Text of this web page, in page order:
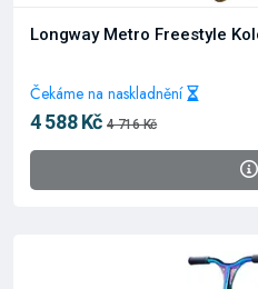
Longway Metro Freestyle
Čekáme na naskladnění
4 588 Kč 4 716 Kč